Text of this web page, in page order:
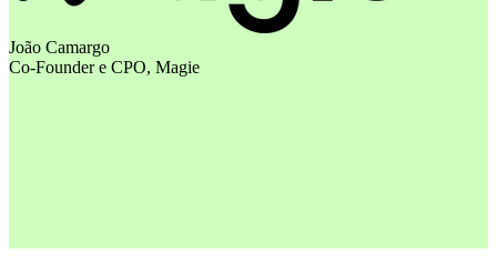
João Camargo
Co-Founder e CPO, Magie